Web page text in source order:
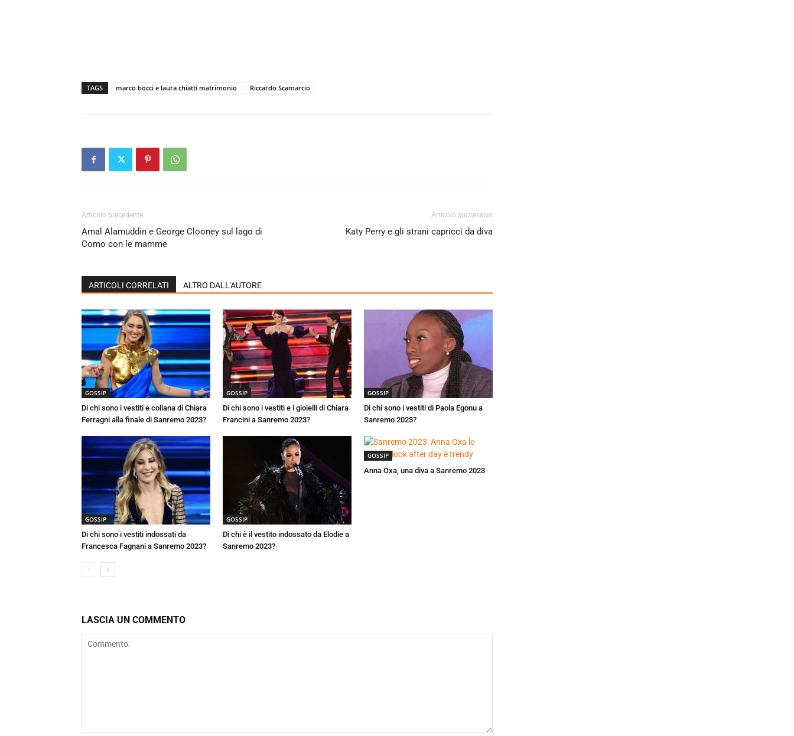
TAGS marco bocci e laura chiatti matrimonio Riccardo Scamarcio
Articolo precedente
Amal Alamuddin e George Clooney sul lago di
Como con le mamme
Articolo successivo
Katy Perry e gli strani capricci da diva
ARTICOLI CORRELATI ALTRO DALL'AUTORE
GOSSIP
Di chi sono i vestiti e collana di Chiara
Ferragni alla finale di Sanremo 2023?
GOSSIP
Di chi sono i vestiti e i gioielli di Chiara
Francini a Sanremo 2023?
GOSSIP
Di chi sono i vestiti di Paola Egonu a
Sanremo 2023?
GOSSIP
Di chi sono i vestiti indossati da
Francesca Fagnani a Sanremo 2023?
GOSSIP
Di chi è il vestito indossato da Elodie a
Sanremo 2023?
GOSSIP
Anna Oxa, una diva a Sanremo 2023
LASCIA UN COMMENTO